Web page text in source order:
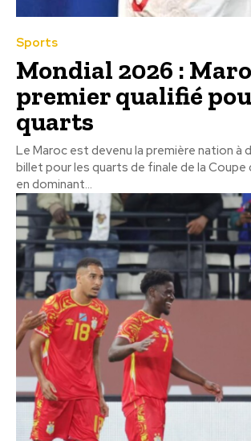
Sports
Mondial 2026 :
premier qualifié
quarts
Le Maroc est devenu la première nation à
billet pour les quarts de finale de la
en dominant...